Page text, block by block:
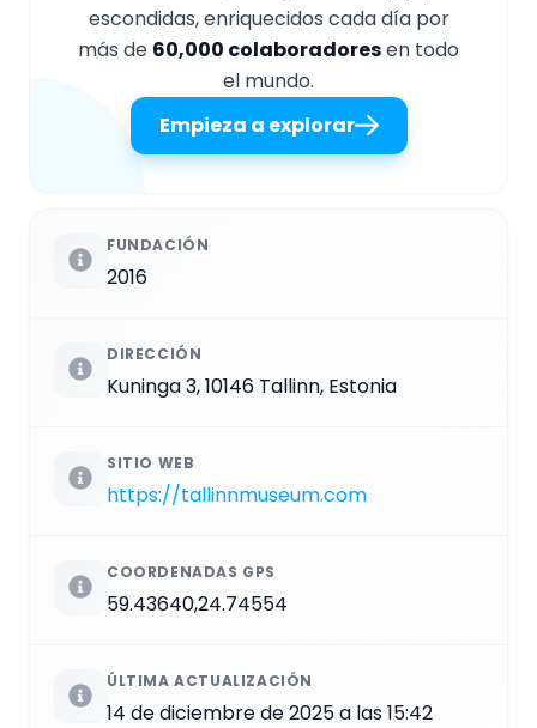
escondidas, enriquecidos cada día por
más de 60,000 colaboradoresen todo
el mundo.
Empieza a explorar
FUNDACIÓN
2016
DIRECCIÓN
Kuninga 3, 10146 Tallinn, Estonia
SITIO WEB
https://tallinnmuseum.com
COORDENADAS GPS
59.43640,24.74554
ÚLTIMA ACTUALIZACIÓN
14 de diciembre de 2025 a las 15:42